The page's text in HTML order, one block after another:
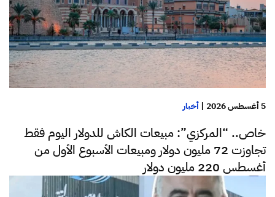
5 أغسطس 2026 | أخبار
خاص.. “المركزي”: مبيعات الكاش للدولار اليوم فقط
تجاوزت 72 مليون دولار ومبيعات الأسبوع الأول من
أغسطس 220 مليون دولار